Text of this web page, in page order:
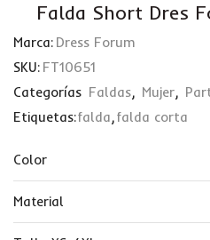
Falda Short Dres
Marca: Dress Forum
SKU: FT10651
Categorías Faldas, Mujer,
Etiquetas:falda,falda corta
Color
Material